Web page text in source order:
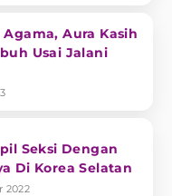
Aura Kasih
Usai Jalani
Seksi Dengan
Di Korea Selatan
2022